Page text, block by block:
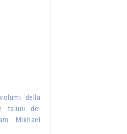
della
taluni dei
Mikhaël